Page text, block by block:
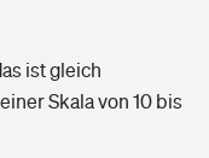
ist gleich
Skala von 10 bis